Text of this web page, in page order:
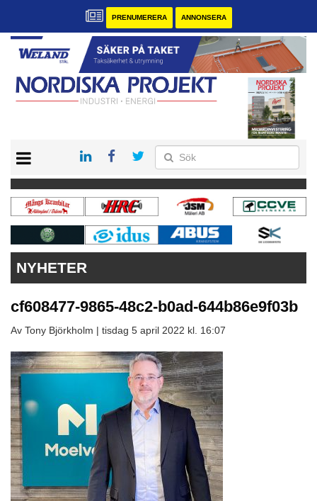
PRENUMERERA ANNONSERA
KONTAKT
VÅRA ANDRA MAGASIN
PRENUMERERA
ANNONSERA
NYHETER
cf608477-9865-48c2-b0ad-644b86e9f03b
Av Tony Björkholm | tisdag 5 april 2022 kl. 16:07